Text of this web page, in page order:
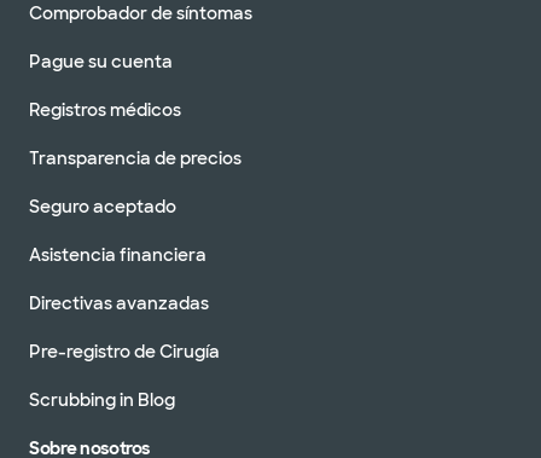
Comprobador de síntomas
Pague su cuenta
Registros médicos
Transparencia de precios
Seguro aceptado
Asistencia financiera
Directivas avanzadas
Pre-registro de Cirugía
Scrubbing in Blog
Sobre nosotros